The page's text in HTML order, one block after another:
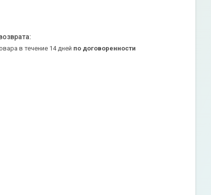
в течение 14 дней по договоренности